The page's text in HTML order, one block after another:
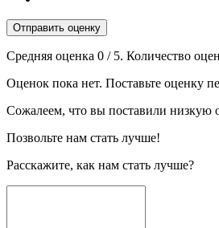
Отправить оценку
Средняя оценка 0 / 5. Количество
Оценок пока нет. Поставьте оценку
Сожалеем, что вы поставили низкую
Позвольте нам стать лучше!
Расскажите, как нам стать лучше?